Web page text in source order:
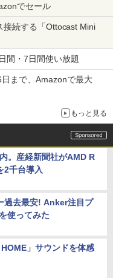
でセール
続する「Ottocast Mini
間・7日間使い放題
日まで、Amazonで最大
もっと見る
。産経新聞社がAMD R
千台導入
過去最安! Anker注目プ
使ってみた
」サウンドを体感